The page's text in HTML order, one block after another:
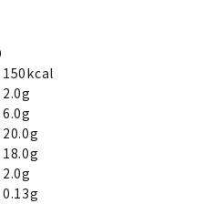
150kcal
2.0g
6.0g
20.0g
18.0g
2.0g
0.13g